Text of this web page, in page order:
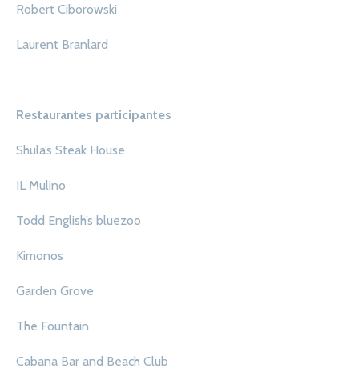
Robert Ciborowski
Laurent Branlard
Restaurantes participantes
Shula’s Steak House
IL Mulino
Todd English’s bluezoo
Kimonos
Garden Grove
The Fountain
Cabana Bar and Beach Club